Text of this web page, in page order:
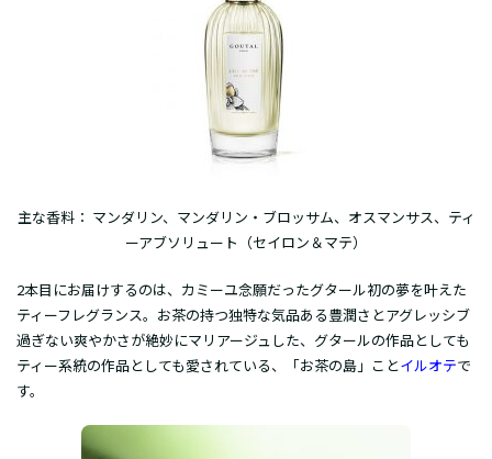
主な香料： マンダリン、マンダリン・ブロッサム、オスマンサス、ティ
ーアブソリュート（セイロン＆マテ）
2本目にお届けするのは、カミーユ念願だったグタール初の夢を叶えた
ティーフレグランス。お茶の持つ独特な気品ある豊潤さとアグレッシブ
過ぎない爽やかさが絶妙にマリアージュした、グタールの作品としても
ティー系統の作品としても愛されている、「お茶の島」ことイルオテで
す。